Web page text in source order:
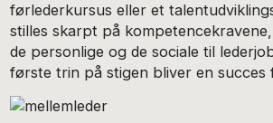
førlederkursus eller et
stilles skarpt på
de personlige og de sociale til
første trin på stigen bliver en succes